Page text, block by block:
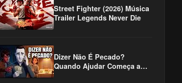
Street Fighter (2026) Música
Trailer Legends Never Die
Dizer Não É Pecado?
Quando Ajudar Começa a